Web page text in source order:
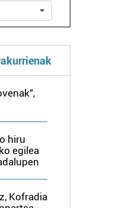
hiru
egilea
Kofradia